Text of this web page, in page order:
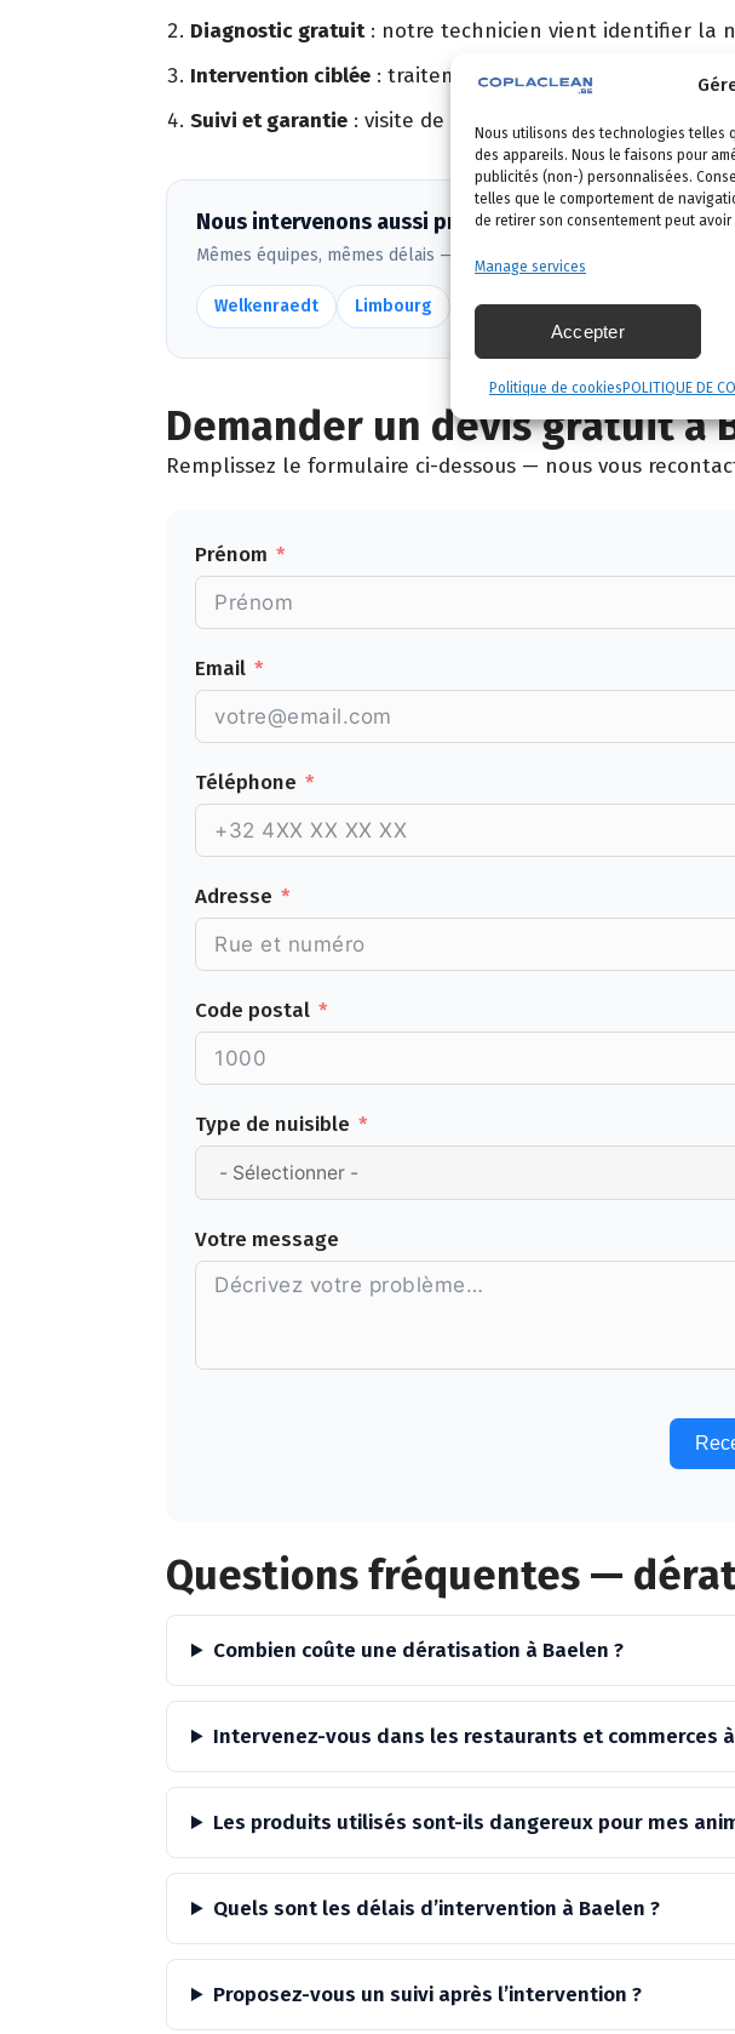
Nous utilisons des technologies telles
des appareils. Nous le faisons pour
publicités (non-) personnalisées.
telles que le comportement de
de retirer son consentement peut
Manage services
Accepter
Politique de cookies POLITIQUE DE
Diagnostic gratuit: notre technicien vient identifier la
Intervention ciblée : traitement adapté, produits
Suivi et garantie : visite de contrôle et garantie de
Nous intervenons aussi près de Baelen
Mêmes équipes, mêmes délais — voir toutes nos communes
Welkenraedt Limbourg Jalhay Plombières Dison
Demander un devis gratuit à
Remplissez le formulaire ci-dessous — nous vous
Prénom
Email
Téléphone
Adresse
Code postal
Type de nuisible
Votre message
Questions fréquentes —
Combien coûte une dératisation à Baelen ?
Intervenez-vous dans les restaurants et commerces
Les produits utilisés sont-ils dangereux pour mes
Quels sont les délais d’intervention à Baelen ?
Proposez-vous un suivi après l’intervention ?